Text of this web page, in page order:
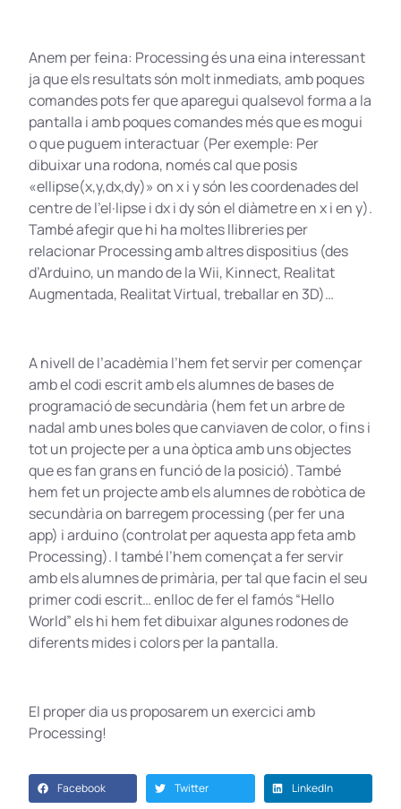
Anem per feina: Processing és una eina interessant
ja que els resultats són molt inmediats, amb poques
comandes pots fer que aparegui qualsevol forma a la
pantalla i amb poques comandes més que es mogui
o que puguem interactuar (Per exemple: Per
dibuixar una rodona, només cal que posis
«ellipse(x,y,dx,dy)» on x i y són les coordenades del
centre de l’el·lipse i dx i dy són el diàmetre en x i en y).
També afegir que hi ha moltes llibreries per
relacionar Processing amb altres dispositius (des
d’Arduino, un mando de la Wii, Kinnect, Realitat
Augmentada, Realitat Virtual, treballar en 3D)…
A nivell de l’acadèmia l’hem fet servir per començar
amb el codi escrit amb els alumnes de bases de
programació de secundària (hem fet un arbre de
nadal amb unes boles que canviaven de color, o fins i
tot un projecte per a una òptica amb uns objectes
que es fan grans en funció de la posició). També
hem fet un projecte amb els alumnes de robòtica de
secundària on barregem processing (per fer una
app) i arduino (controlat per aquesta app feta amb
Processing). I també l’hem començat a fer servir
amb els alumnes de primària, per tal que facin el seu
primer codi escrit… enlloc de fer el famós “Hello
World” els hi hem fet dibuixar algunes rodones de
diferents mides i colors per la pantalla.
El proper dia us proposarem un exercici amb
Processing!
Facebook Twitter LinkedIn